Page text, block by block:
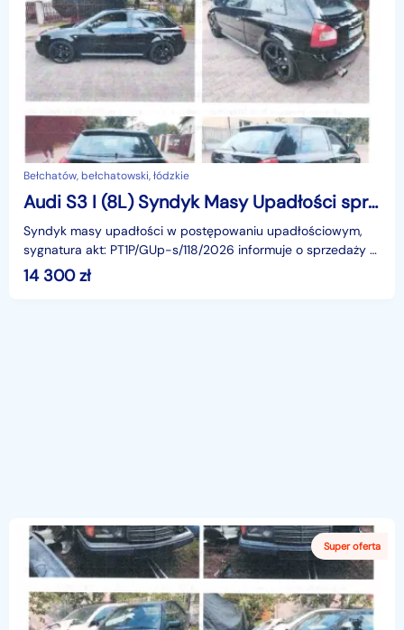
Bełchatów, bełchatowski, łódzkie
Audi S3 I (8L) Syndyk Masy Upadłości sprzeda samochód
Syndyk masy upadłości w postępowaniu upadłościowym,
sygnatura akt: PT1P/GUp-s/118/2026 informuje o sprzedaży z
wolnej ręki wchodzącego w skład masy upadłości sa
14 300zł